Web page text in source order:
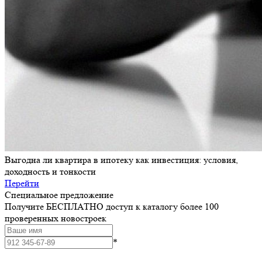
Выгодна ли квартира в ипотеку как инвестиция: условия,
доходность и тонкости
Перейти
Специальное предложение
Получите БЕСПЛАТНО доступ к каталогу более 100
проверенных новостроек
*